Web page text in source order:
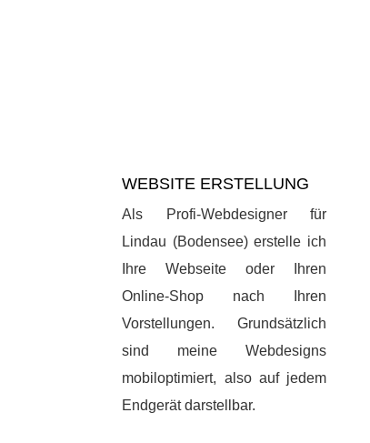
WEBSITE ERSTELLUNG
Als Profi-Webdesigner für
Lindau (Bodensee) erstelle ich
Ihre Webseite oder Ihren
Online-Shop nach Ihren
Vorstellungen. Grundsätzlich
sind meine Webdesigns
mobiloptimiert, also auf jedem
Endgerät darstellbar.